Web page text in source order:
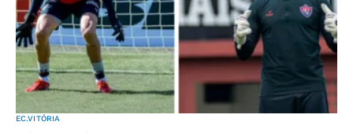
EC.VITÓRIA